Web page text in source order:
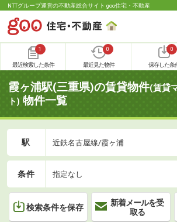
NTTグループ運営の不動産総合サイト goo住宅・不動産
1
最近検索した条件
0
最近見た物件
0
保存した条
霞ヶ浦駅(三重県)の賃貸物件(賃貸
ト) 物件一覧
駅 近鉄名古屋線/霞ヶ浦
条件 指定なし
検索条件を保存
新着メールを受
取る